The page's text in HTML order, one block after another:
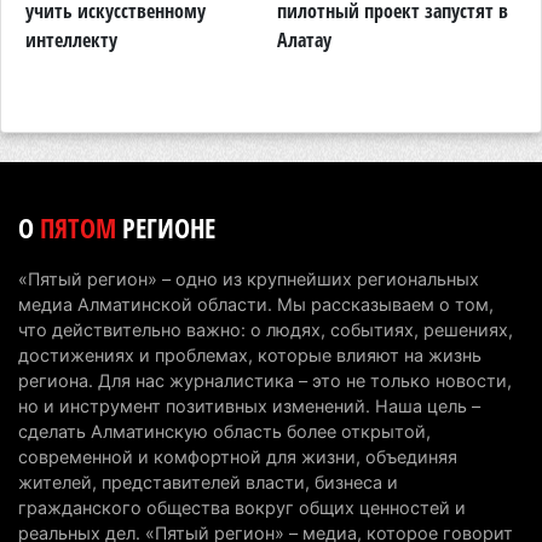
4 августа 2026 г. 20:22 83
председателя административного суда
В Алматинской области второй день не могут
потушить пожар в Аксайском ущелье
4 августа 2026 г. 13:02 198
В Алматы приостановили лицензии 350
строительным компаниям
4 августа 2026 г. 12:06
учить искусственному
интеллекту
пилотный проект запустят в
Алатау
ОПЯТОМ РЕГИОНЕ
«Пятый регион» – одно из крупнейших региональных
медиа Алматинской области. Мы рассказываем о том,
что действительно важно: о людях, событиях, решениях,
достижениях и проблемах, которые влияют на жизнь
региона. Для нас журналистика – это не только новости,
но и инструмент позитивных изменений. Наша цель –
сделать Алматинскую область более открытой,
современной и комфортной для жизни, объединяя
жителей, представителей власти, бизнеса и
гражданского общества вокруг общих ценностей и
реальных дел. «Пятый регион» – медиа, которое говорит